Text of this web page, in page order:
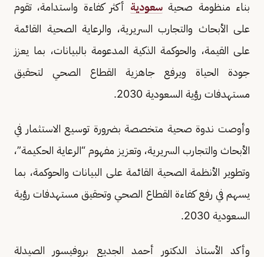
بناء منظومة صحيةسعودية أكثر كفاءة واستدامة، تقوم
على الأبحاث والتجارب السريرية، والرعاية الصحية القائمة
على القيمة، والحوكمة الذكية المدعومة بالبيانات، بما يعزز
جودة الحياة ويرفع جاهزية القطاع الصحي لتحقيق
مستهدفات رؤية السعودية 2030.
وأوصت ندوة صحية متخصصة بضرورة توسيع الاستثمار في
الأبحاث والتجارب السريرية، وتعزيز مفهوم “الرعاية الحكيمة”،
وتطوير الأنظمة الصحية القائمة على البيانات والحوكمة، بما
يسهم في رفع كفاءة القطاع الصحي وتحقيق مستهدفات رؤية
السعودية 2030.
وأكد الأستاذ الدكتور أحمد الجديع بروفيسور الصيدلة